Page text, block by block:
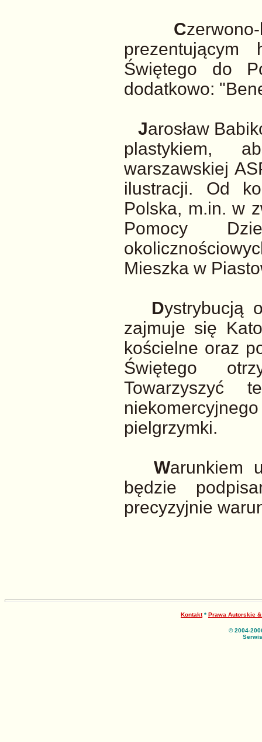
C
prezentującym
Świętego do
dodatkowo:
Jarosław
plastykiem,
warszawskiej
ilustracji. Od
Polska, m.in. w
Pomocy
Mieszka w
Dystrybucją
zajmuje się
kościelne oraz
Świętego
Towarzyszyć
pielgrzymki.
Warunkiem
będzie
precyzyjnie
Kontakt* Prawa Autorskie &
© 2004-